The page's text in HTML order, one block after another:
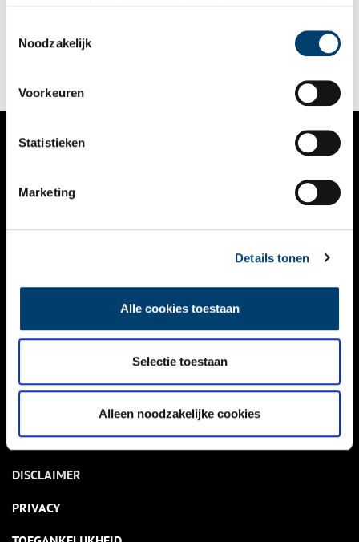
Noodzakelijk
Voorkeuren
Statistieken
Marketing
Details tonen
Alle cookies toestaan
Selectie toestaan
Alleen noodzakelijke cookies
tuinbazin Henny van der Wilt.
NIEUWS
KALENDER
ACTIVITEITEN
NIEUWSBRIEF
DISCLAIMER
PRIVACY